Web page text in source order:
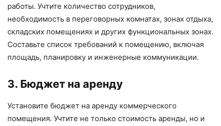
работы. Учтите количество сотрудников,
необходимость в переговорных комнатах, зонах отдыха,
складских помещениях и других функциональных зонах.
Составьте список требований к помещению, включая
площадь, планировку и инженерные коммуникации.
3. Бюджет на аренду
Установите бюджет на аренду коммерческого
помещения. Учтите не только стоимость аренды, но и